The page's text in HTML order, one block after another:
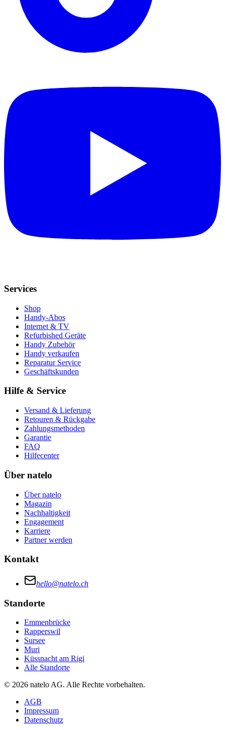
Services
Shop
Handy-Abos
Internet & TV
Refurbished Geräte
Handy Zubehör
Handy verkaufen
Reparatur Service
Geschäftskunden
Hilfe & Service
Versand & Lieferung
Retouren & Rückgabe
Zahlungsmethoden
Garantie
FAQ
Hilfecenter
Über natelo
Über natelo
Magazin
Nachhaltigkeit
Engagement
Karriere
Partner werden
Kontakt
hello@natelo.ch
Standorte
Emmenbrücke
Rapperswil
Sursee
Muri
Küssnacht am Rigi
Alle Standorte
© 2026 natelo AG. Alle Rechte vorbehalten.
AGB
Impressum
Datenschutz